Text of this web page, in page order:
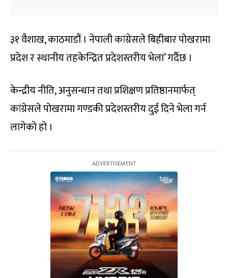
३१ वैशाख, काठमाडौं । नेपाली कांग्रेसले बिहीबार पोखरामा
प्रदेश र स्थानीय तहकेन्द्रित प्रदेशस्तरीय भेला’ गर्दैछ ।
केन्द्रीय नीति, अनुसन्धान तथा प्रशिक्षण प्रतिष्ठानमार्फत्
कांग्रेसले पोखरामा गण्डकी प्रदेशस्तरीय दुई दिने भेला गर्न
लागेको हो ।